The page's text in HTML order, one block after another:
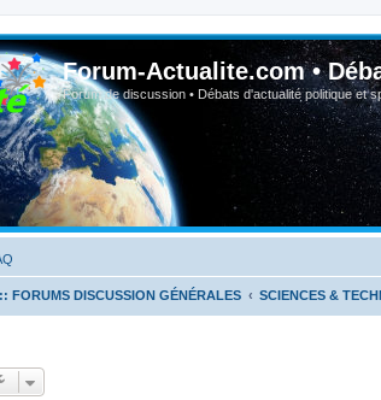
Forum-Actualite.com •
Forum de discussion • Débats d'actualité politique et
:: FORUMS DISCUSSION GÉNÉRALES SCIENCES &